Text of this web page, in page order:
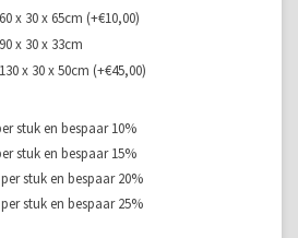
x 30 x 65cm (+€10,00)
x 30 x 33cm
x 30 x 50cm (+€45,00)
stuk en bespaar 10%
stuk en bespaar 15%
stuk en bespaar 20%
stuk en bespaar 25%